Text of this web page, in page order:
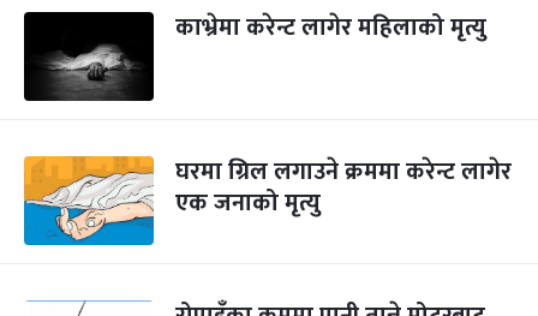
काभ्रेमा करेन्ट लागेर महिलाको मृत्यु
घरमा ग्रिल लगाउने क्रममा करेन्ट लागेर
एक जनाको मृत्यु